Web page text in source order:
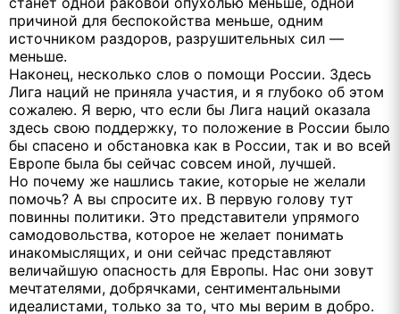
причиной для беспокойства меньше, одним
источником раздоров, разрушительных сил —
меньше.
Наконец, несколько слов о помощи России. Здесь
Лига наций не приняла участия, и я глубоко об этом
сожалею. Я верю, что если бы Лига наций оказала
здесь свою поддержку, то положение в России было
бы спасено и обстановка как в России, так и во всей
Европе была бы сейчас совсем иной, лучшей.
Но почему же нашлись такие, которые не желали
помочь? А вы спросите их. В первую голову тут
повинны политики. Это представители упрямого
самодовольства, которое не желает понимать
инакомыслящих, и они сейчас представляют
величайшую опасность для Европы. Нас они зовут
мечтателями, добрячками, сентиментальными
идеалистами, только за то, что мы верим в добро.